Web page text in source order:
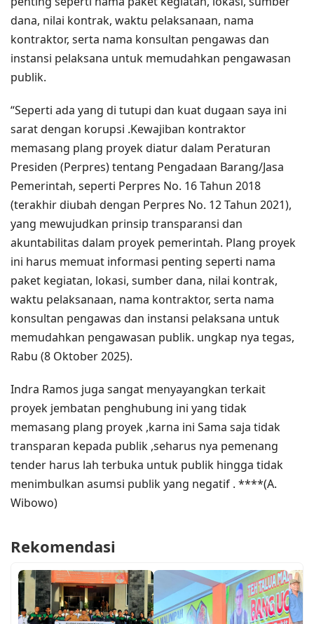
dana, nilai kontrak, waktu pelaksanaan, nama
kontraktor, serta nama konsultan pengawas dan
instansi pelaksana untuk memudahkan pengawasan
publik.
“Seperti ada yang di tutupi dan kuat dugaan saya ini
sarat dengan korupsi .Kewajiban kontraktor
memasang plang proyek diatur dalam Peraturan
Presiden (Perpres) tentang Pengadaan Barang/Jasa
Pemerintah, seperti Perpres No. 16 Tahun 2018
(terakhir diubah dengan Perpres No. 12 Tahun 2021),
yang mewujudkan prinsip transparansi dan
akuntabilitas dalam proyek pemerintah. Plang proyek
ini harus memuat informasi penting seperti nama
paket kegiatan, lokasi, sumber dana, nilai kontrak,
waktu pelaksanaan, nama kontraktor, serta nama
konsultan pengawas dan instansi pelaksana untuk
memudahkan pengawasan publik. ungkap nya tegas,
Rabu (8 Oktober 2025).
Indra Ramos juga sangat menyayangkan terkait
proyek jembatan penghubung ini yang tidak
memasang plang proyek ,karna ini Sama saja tidak
transparan kepada publik ,seharus nya pemenang
tender harus lah terbuka untuk publik hingga tidak
menimbulkan asumsi publik yang negatif . ****(A.
Wibowo)
Rekomendasi